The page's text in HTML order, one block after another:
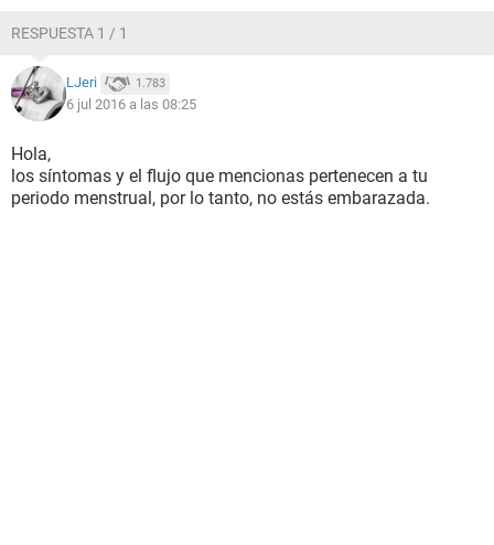
RESPUESTA 1 / 1
LJeri 1.783
6 jul 2016 a las 08:25
Hola,
los síntomas y el flujo que mencionas pertenecen a tu
periodo menstrual, por lo tanto, no estás embarazada.